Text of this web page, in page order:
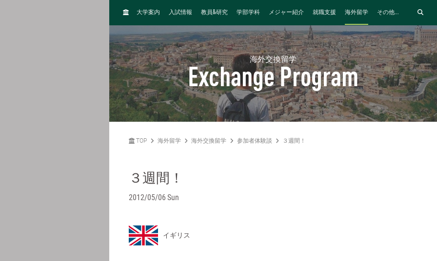
H
E
大学案内 入試情報 教員&研究 学部学科 メジャー紹介 就職支援 海外留学 その他...
海外交換留学
Exchange Program
TOP 海外留学 海外交換留学 参加者体験談 ３週間！
３週間！
2012/05/06 Sun
イギリス